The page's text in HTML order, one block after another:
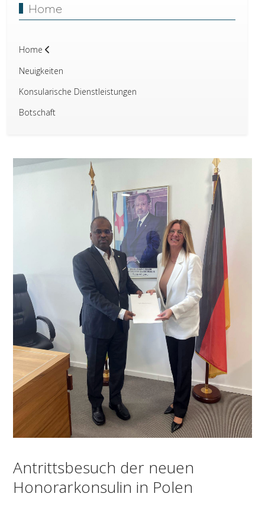
Home
Home
Neuigkeiten
Konsularische Dienstleistungen
Botschaft
Antrittsbesuch der neuen
Honorarkonsulin in Polen